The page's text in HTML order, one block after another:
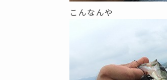
こんなんや